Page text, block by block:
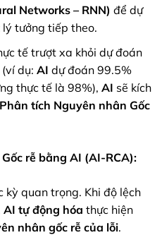
Networks – RNN) để dự
lý tưởng tiếp theo.
tế trượt xa khỏi dự đoán
(ví dụ: AI dự đoán 99.5%
thực tế là 98%), AI sẽ kích
Phân tích Nguyên nhân Gốc
rễ bằng AI (AI-RCA):
kỳ quan trọng. Khi độ lệch
AI tự động hóa thực hiện
nhân gốc rễ của lỗi.